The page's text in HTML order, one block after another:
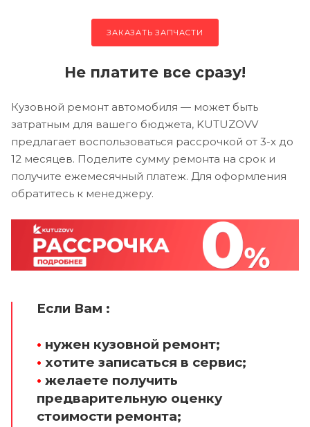
ЗАКАЗАТЬ ЗАПЧАСТИ
Не платите все сразу!
Кузовной ремонт автомобиля — может быть
затратным для вашего бюджета, KUTUZOVV
предлагает воспользоваться рассрочкой от 3-х до
12 месяцев. Поделите сумму ремонта на срок и
получите ежемесячный платеж. Для оформления
обратитесь к менеджеру.
Если Вам :
• нужен кузовной ремонт;
• хотите записаться в сервис;
• желаете получить
предварительную оценку
стоимости ремонта;